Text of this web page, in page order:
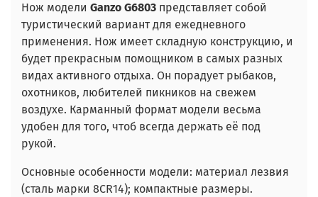
Нож модели Ganzo G6803 представляет собой
туристический вариант для ежедневного
применения. Нож имеет складную конструкцию, и
будет прекрасным помощником в самых разных
видах активного отдыха. Он порадует рыбаков,
охотников, любителей пикников на свежем
воздухе. Карманный формат модели весьма
удобен для того, чтоб всегда держать её под
рукой.
Основные особенности модели: материал лезвия
(сталь марки 8CR14); компактные размеры.